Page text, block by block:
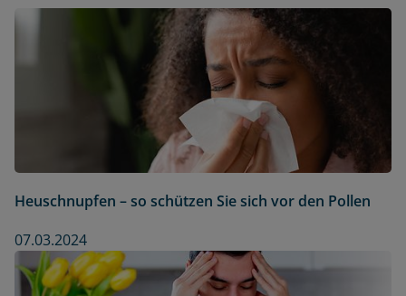
Heuschnupfen – so schützen Sie sich vor den Pollen
07.03.2024